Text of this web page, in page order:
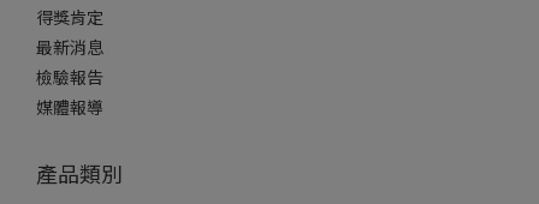
得獎肯定
最新消息
檢驗報告
媒體報導
產品類別